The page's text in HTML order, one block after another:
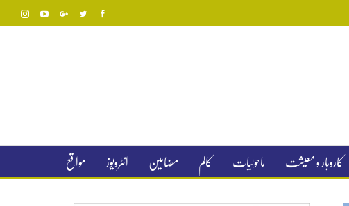
کاروبار و معیشت ماحولیات کالم مضامین انٹرویوز مواقع